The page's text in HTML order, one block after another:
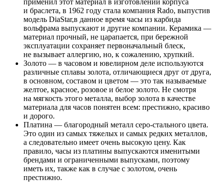
и браслета, в 1962 году стала компания Rado, выпустив
модель DiaStar,в данное время часы из карбида
вольфрама выпускают и другие компании. Керамика —
материал прочный, не царапается, при бережной
эксплуатации сохраняет первоначальный блеск,
не вызывает аллергию, но, к сожалению, хрупкий.
Золото — в часовом и ювелирном деле используются
различные сплавы золота, отличающиеся друг от друга,
в основном, составом и цветом — это так называемые
желтое, красное, розовое и белое золото. Не смотря
на мягкость этого металла, выбор золота в качестве
материала для часов понятен всем: престижно, красиво
и дорого.
Платина — благородный металл серо-стального цвета.
Это один из самых тяжелых и самых редких металлов,
а следовательно имеет очень высокую цену. Как
правило, часы из платины выпускаются именитыми
брендами и ограниченными выпусками, поэтому
иметь их, также как в случае с золотом, очень
престижно.